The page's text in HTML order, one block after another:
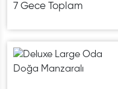
7 Gece Toplam